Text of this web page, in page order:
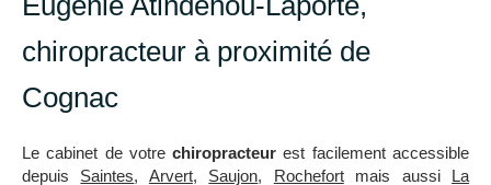
chiropracteur à proximité de
Cognac
Le cabinet de votrechiropracteur est facilement accessible
depuis Saintes, Arvert, Saujon, Rochefortmais aussi La